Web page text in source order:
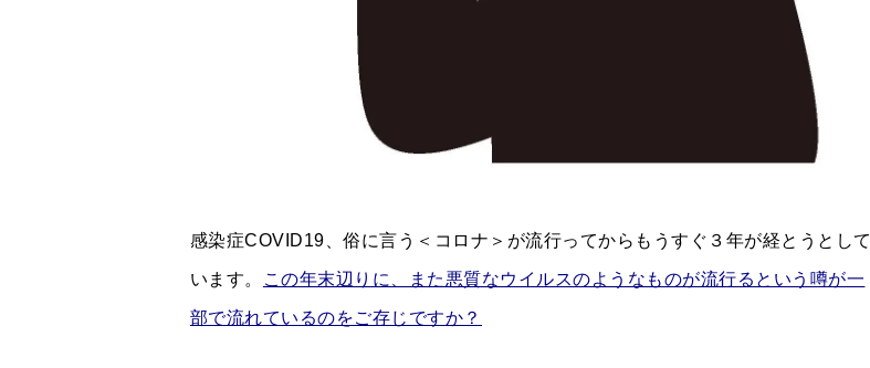
感染症COVID19、俗に言う＜コロナ＞が流行ってからもうすぐ３年が経とうとして
います。 この年末辺りに、また悪質なウイルスのようなものが流行るという噂が一
部で流れているのをご存じですか？